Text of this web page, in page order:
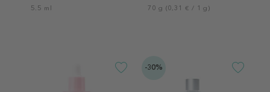
5.5 ml 70 g (0,31 € / 1 g)
-30%